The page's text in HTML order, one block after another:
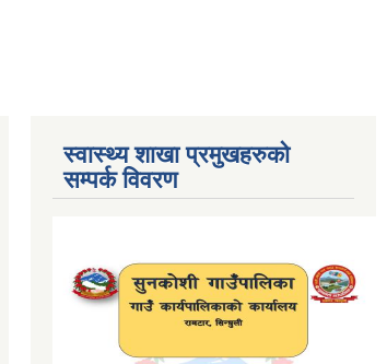
स्वास्थ्य शाखा प्रमुखहरुको
सम्पर्क विवरण